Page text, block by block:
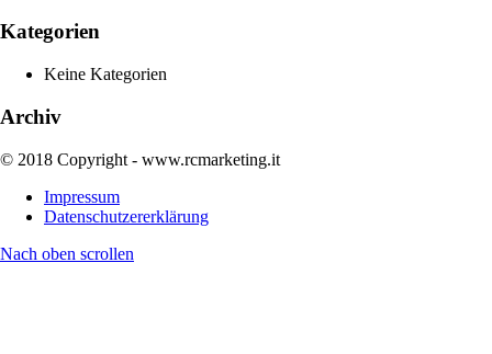
Kategorien
Keine Kategorien
Archiv
© 2018 Copyright - www.rcmarketing.it
Impressum
Datenschutzererklärung
Nach oben scrollen